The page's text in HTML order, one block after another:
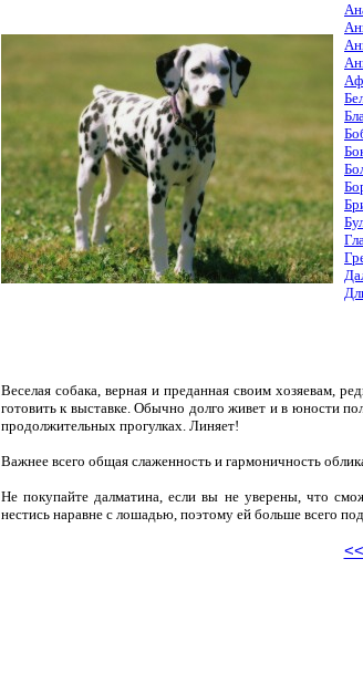
Веселая собака, верная и преданная своим хозяевам,
готовить к выставке. Обычно долго живет и в юности
продолжительных прогулках. Линяет!
Важнее всего общая слаженность и гармоничность
Не покупайте далматина, если вы не уверены, что
нестись наравне с лошадью, поэтому ей больше всего
<<